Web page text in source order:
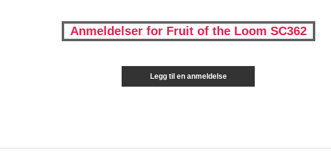
Anmeldelser for Fruit of the Loom SC362
Legg til en anmeldelse